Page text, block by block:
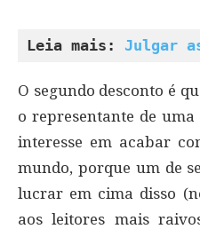
Leia mais: Julgar
O segundo desconto é
o representante de
interesse em acabar
mundo, porque um de
lucrar em cima disso
aos leitores mais